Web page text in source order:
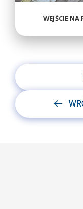
WEJŚCIE
WEJŚCIE
WEJŚCIE
WEJŚCIE